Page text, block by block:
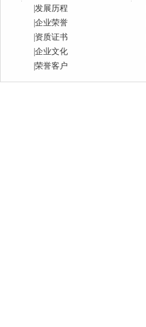
发展历程
企业荣誉
资质证书
企业文化
荣誉客户